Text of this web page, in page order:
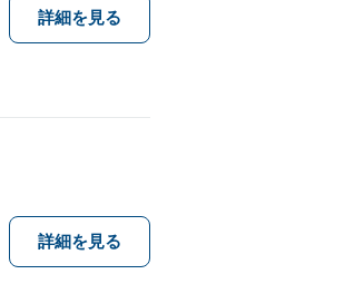
詳細を見る
詳細を見る